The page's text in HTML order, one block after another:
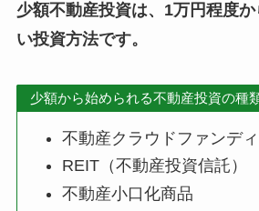
少額不動産投資は、1万円程度
い投資方法です。
少額から始められる不動産投資の種
不動産クラウドファンデ
REIT（不動産投資信託）
不動産小口化商品